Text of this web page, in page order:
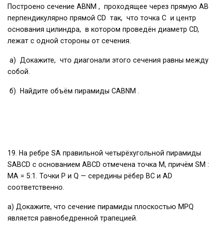
Построено сечение ABNM , проходящее через прямую AB
перпендикулярно прямой CD так, что точка C и центр
основания цилиндра, в котором проведён диаметр CD,
лежат с одной стороны от сечения.
а) Докажите, что диагонали этого сечения равны между
собой.
б) Найдите объём пирамиды CABNM .
19. На ребре SA правильной четырёхугольной пирамиды
SABCD с основанием ABCD отмечена точка М, причём SM :
МА = 5:1. Точки P и Q — середины рёбер ВС и AD
соответственно.
а) Докажите, что сечение пирамиды плоскостью MPQ
является равнобедренной трапецией.